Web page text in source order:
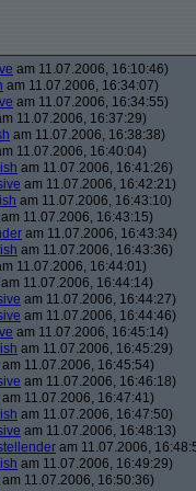
am 11.07.2006, 16:10:46)
am 11.07.2006, 16:34:07)
am 11.07.2006, 16:34:55)
11.07.2006, 16:37:29)
am 11.07.2006, 16:38:38)
11.07.2006, 16:40:04)
am 11.07.2006, 16:41:26)
am 11.07.2006, 16:42:21)
am 11.07.2006, 16:43:10)
am 11.07.2006, 16:43:15)
am 11.07.2006, 16:43:34)
am 11.07.2006, 16:43:36)
11.07.2006, 16:44:01)
am 11.07.2006, 16:44:14)
am 11.07.2006, 16:44:27)
am 11.07.2006, 16:44:46)
am 11.07.2006, 16:45:14)
am 11.07.2006, 16:45:29)
am 11.07.2006, 16:45:54)
am 11.07.2006, 16:46:18)
am 11.07.2006, 16:47:41)
am 11.07.2006, 16:47:50)
am 11.07.2006, 16:48:13)
am 11.07.2006,
am 11.07.2006, 16:49:29)
am 11.07.2006, 16:50:36)